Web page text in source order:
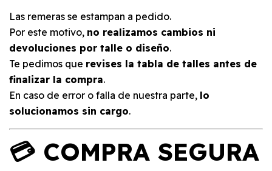
Las remeras se estampan a pedido.
Por este motivo, no realizamos cambios ni
devoluciones por talle o diseño.
Te pedimos que revises la tabla de talles antes de
finalizar la compra.
En caso de error o falla de nuestra parte, lo
solucionamos sin cargo.
💳 COMPRA SEGURA